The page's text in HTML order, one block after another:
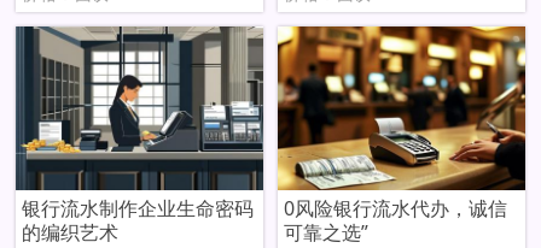
银行流水制作企业生命密码
的编织艺术
0风险银行流水代办，诚信
可靠之选”